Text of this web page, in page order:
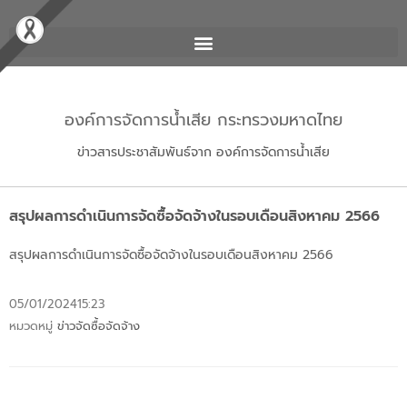
องค์การจัดการน้ำเสีย กระทรวงมหาดไทย
ข่าวสารประชาสัมพันธ์จาก องค์การจัดการน้ำเสีย
สรุปผลการดำเนินการจัดซื้อจัดจ้างในรอบเดือนสิงหาคม 2566
สรุปผลการดำเนินการจัดซื้อจัดจ้างในรอบเดือนสิงหาคม 2566
05/01/202415:23
หมวดหมู่ ข่าวจัดซื้อจัดจ้าง